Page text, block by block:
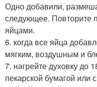
Одно добавили,
следующее. Повторите
яйцами.
6. когда все яйца
мягким, воздушным и
7. нагрейте духовку до
пекарской бумагой или